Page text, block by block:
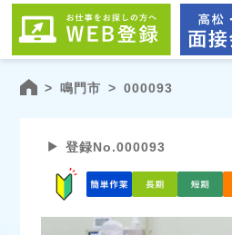
> 鳴門市 > 000093
登録No.000093